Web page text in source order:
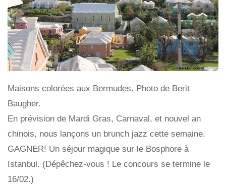
Maisons colorées aux Bermudes. Photo de Berit
Baugher.
En prévision de Mardi Gras, Carnaval, et nouvel an
chinois, nous lançons un brunch jazz cette semaine.
GAGNER! Un séjour magique sur le Bosphore à
Istanbul. (Dépêchez-vous ! Le concours se termine le
16/02.)